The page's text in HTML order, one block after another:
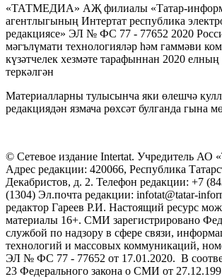
«ТАТМЕДИА» АҖ филиалы «Татар-
агентлыгының Интертат республика
редакциясе» ЭЛ № ФС 77 - 77652 2020
мәгълүмати технологияләр һәм гаммәви
күзәтчелек хезмәте тарафыннан 2020
теркәлгән
Материалларны тулысынча яки өлешчә
редакциядән язмача рөхсәт булганда гына
© Сетевое издание Intertat. Учредитель
Адрес редакции: 420066, Республика
Декабристов, д. 2. Телефон редакции: +7
(1304) Эл.почта редакции: infotat@tatar-
редактор Гареев Р.И. Настоящий ресурс
материалы 16+. СМИ зарегистрировано
службой по надзору в сфере связи,
технологий и массовых коммуникаций,
ЭЛ № ФС 77 - 77652 от 17.01.2020. В
23 Федерального закона о СМИ от